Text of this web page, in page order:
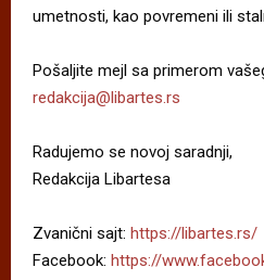
umetnosti, kao povremeni ili
Pošaljite mejl sa primerom
redakcija@libartes.rs
Radujemo se novoj saradnji,
Redakcija Libartesa
Zvanični sajt: https://libartes.rs/
Facebook: https://